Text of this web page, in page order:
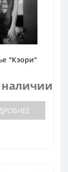
"Кэори"
наличии